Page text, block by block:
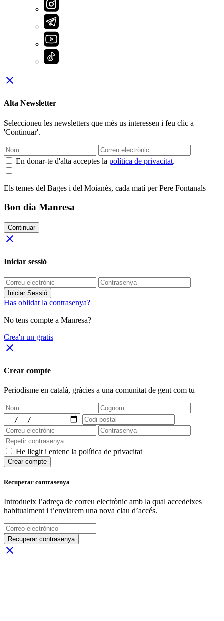
close
Alta Newsletter
Seleccioneu les newsletters que més us interessen i feu clic a
'Continuar'.
En donar-te d'alta acceptes la política de privacitat.
Els temes del Bages i del Moianès, cada matí per Pere Fontanals
Bon dia Manresa
Continuar
close
Iniciar sessió
Iniciar Sessió
Has oblidat la contrasenya?
No tens compte a Manresa?
Crea'n un gratis
close
Crear compte
Periodisme en català, gràcies a una comunitat de gent com tu
He llegit i entenc la política de privacitat
Crear compte
Recuperar contrasenya
Introdueix l’adreça de correu electrònic amb la qual accedeixes
habitualment i t’enviarem una nova clau d’accés.
Recuperar contrasenya
close